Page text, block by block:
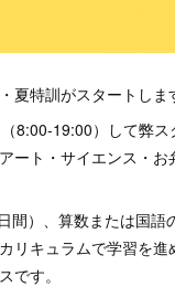
特訓がスタートしま
8:00-19:00）して弊
ート・サイエンス・
間）、算数または国語
リキュラムで学習を
です。